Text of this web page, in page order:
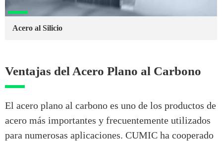
Acero al Silicio
Ventajas del Acero Plano al Carbono
El acero plano al carbono es uno de los productos de
acero más importantes y frecuentemente utilizados
para numerosas aplicaciones. CUMIC ha cooperado